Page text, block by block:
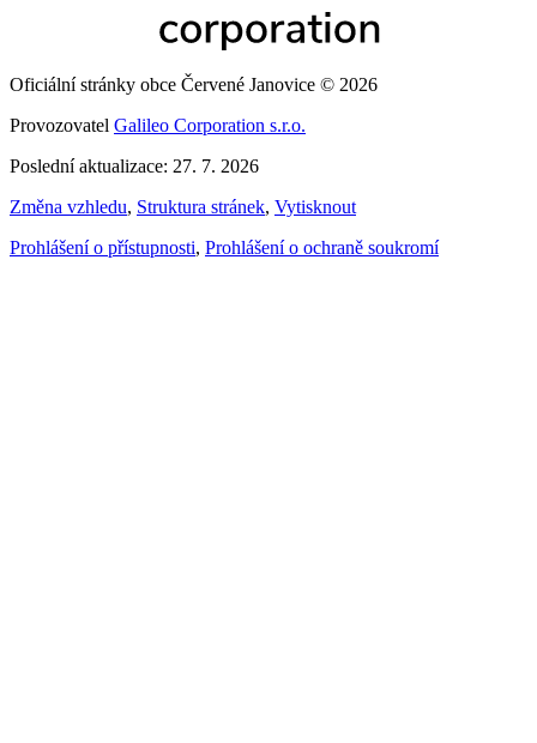
Oficiální stránky obce Červené Janovice © 2026
Provozovatel Galileo Corporation s.r.o.
Poslední aktualizace: 27. 7. 2026
Změna vzhledu, Struktura stránek, Vytisknout
Prohlášení o přístupnosti, Prohlášení o ochraně soukromí